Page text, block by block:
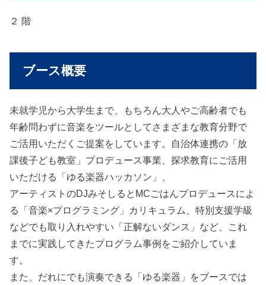
２ 階
ブース概要
未就学児から大学生まで、もちろん大人やご高齢者でも
年齢問わずに音楽をツールとしてさまざまな教育分野で
ご活用いただくご提案をしています。自治体連携の「放
課後子ども教室」プロデュース事業、探求教育にご活用
いただける「ゆる楽器ハッカソン」、
アーティストのDJみそしるとMCごはんプロデュースによ
る「音楽×プログラミング」カリキュラム、特別支援学級
などでも取り入れやすい「正解ないダンス」など、これ
までに実践してきたプログラム事例をご紹介していま
す。
また、だれにでも演奏できる「ゆる楽器」をブースでは